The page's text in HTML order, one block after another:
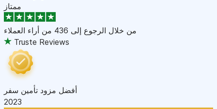
ممتاز
من خلال الرجوع إلى 436 من أراء العملاء
Truste Reviews
أفضل مزود تأمين سفر
2023